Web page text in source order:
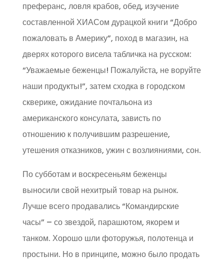
преферанс, ловля крабов, обед, изучение
составленной ХИАСом дурацкой книги “Добро
пожаловать в Америку”, поход в магазин, на
дверях которого висела табличка на русском:
“Уважаемые беженцы! Пожалуйста, не воруйте
наши продукты!”, затем сходка в городском
скверике, ожидание почтальона из
американского консулата, зависть по
отношению к получившим разрешение,
утешения отказников, ужин с возлияниями, сон.
По субботам и воскресеньям беженцы
выносили свой нехитрый товар на рынок.
Лучше всего продавались “Командирские
часы” – со звездой, парашютом, якорем и
танком. Хорошо шли фоторужья, полотенца и
простыни. Но в принципе, можно было продать